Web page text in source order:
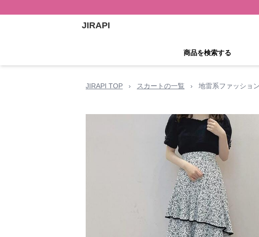
JIRAPI
商品を検索する
JIRAPI TOP › スカートの一覧 › 地雷系ファッショ